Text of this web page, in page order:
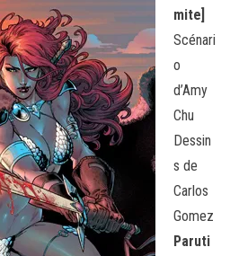
mite]
Scénari
o
d’Amy
Chu
Dessin
s de
Carlos
Gomez
Paruti